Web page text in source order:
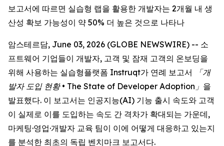
보고서에 따르면 실습형 랩을 활용한 개발자는 2개월 내 생
산성 확보 가능성이 약 50% 더 높은 것으로 나타나
암스테르담, June 03, 2026 (GLOBE NEWSWIRE) -- 소
프트웨어 기업들이 개발자, 고객 및 잠재 고객의 온보딩을
위해 사용하는 실습형플랫폼 Instruqt가 연례 보고서
「개
발자 도입 현황 • The State of Developer Adoption 」 을
발표했다. 이 보고서는 인공지능(AI) 기능 출시 속도와 고객
이 실제로 이를 도입하는 속도 간 격차가 확대되는 가운데,
마케팅·영업·개발자 교육 팀이 이에 어떻게 대응하고 있는지
를 분석한 최초의 독립 벤치마크 보고서다.